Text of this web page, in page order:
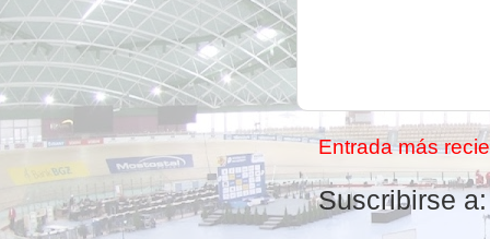
Entrada más
Suscribirse